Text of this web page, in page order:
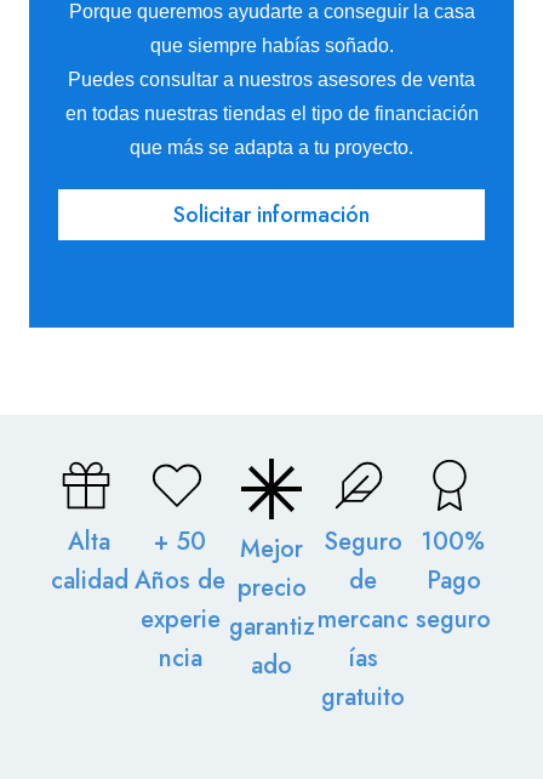
Porque queremos ayudarte a conseguir la casa
que siempre habías soñado.
Puedes consultar a nuestros asesores de venta
en todas nuestras tiendas el tipo de financiación
que más se adapta a tu proyecto.
Solicitar información
Alta
calidad
+ 50
Años de
experie
ncia
Mejor
precio
garantiz
ado
Seguro
de
mercanc
ías
gratuito
100%
Pago
seguro